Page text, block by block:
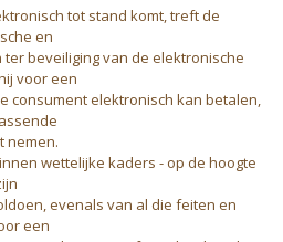
tot stand komt, treft de
en
beveiliging van de elektronische
voor een
consument elektronisch kan betalen,
nemen.
wettelijke kaders - op de hoogte
evenals van al die feiten en
een